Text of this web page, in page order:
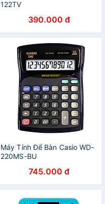
122TV
390.000 đ
Máy Tính Để Bàn Casio WD-
220MS-BU
745.000 đ